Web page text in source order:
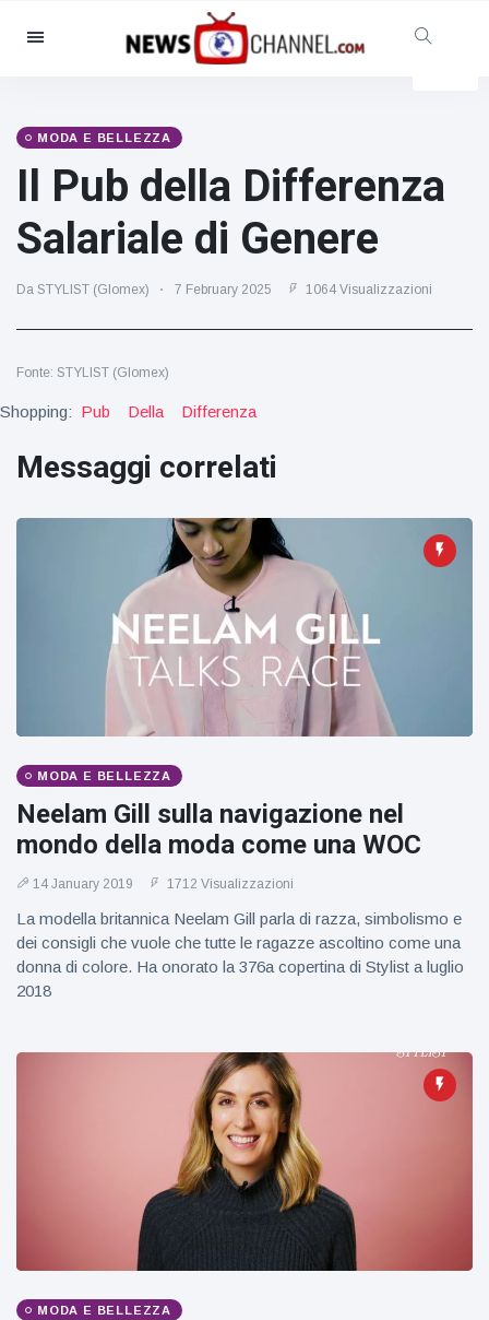
Categorie
Sociale e divertimento
Cinema e TV
(81)
Celebrità
(13938)
Moda e bellezza
(122)
Salute e fitness
(73)
Ultime notizie
Dylan
Sprouse e
Barbara
rivelano di
una
bambina
15 July
49
Millie Bobby
Brown
incoraggia
sua figlia ad
essere
15 July
71
Visualizzazioni
Anne
definisce
Tom
Holland 'il
Visualizzazioni
MODA E BELLEZZA
Il Pub della Differenza
Salariale di Genere
Da STYLIST (Glomex) 7 February 2025 1064 Visualizzazioni
Fonte: STYLIST (Glomex)
Shopping: Pub Della Differenza
Messaggi correlati
MODA E BELLEZZA
Neelam Gill sulla navigazione nel
mondo della moda come una WOC
14 January 2019 1712 Visualizzazioni
La modella britannica Neelam Gill parla di razza, simbolismo e
dei consigli che vuole che tutte le ragazze ascoltino come una
donna di colore. Ha onorato la 376a copertina di Stylist a luglio
2018
MODA E BELLEZZA